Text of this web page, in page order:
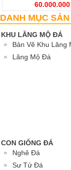
DANH MỤC
KHU LĂNG MỘ ĐÁ
Bản Vẽ Khu Lăng
Lăng Mộ Đá
CON GIỐNG ĐÁ
Nghê Đá
Sư Tử Đá